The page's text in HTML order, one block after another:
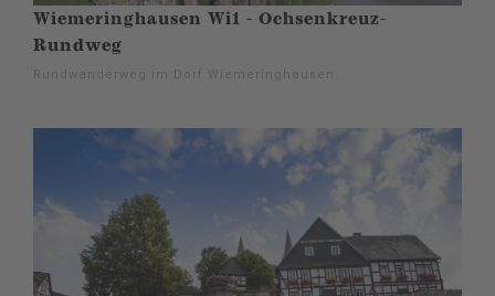
Wiemeringhausen Wi1 - Ochsenkreuz-
Rundweg
Rundwanderweg im Dorf Wiemeringhausen.